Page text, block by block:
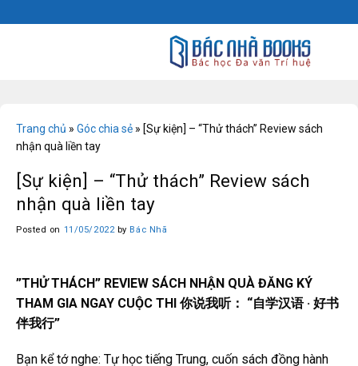
to
Trang chủ » Góc chia sẻ » [Sự kiện] – “Thử thách” Review sách
nhận quà liền tay
[Sự kiện] – “Thử thách” Review sách
nhận quà liền tay
Posted on 11/05/2022by Bác Nhã
”THỬ THÁCH” REVIEW SÁCH NHẬN QUÀ ĐĂNG KÝ
THAM GIA NGAY CUỘC THI 你说我听： “自学汉语 · 好书
伴我行”
Bạn kể tớ nghe: Tự học tiếng Trung, cuốn sách đồng hành